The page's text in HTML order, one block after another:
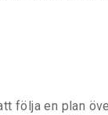
följa en plan